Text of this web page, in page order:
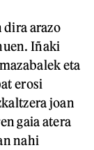
dira arazo
Iñaki
eta
erosi
joan
gaia atera
nahi